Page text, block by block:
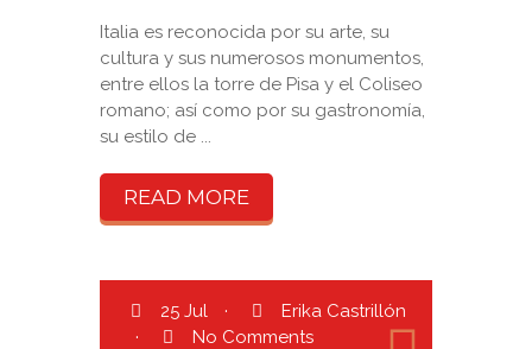
Italia es reconocida por su arte, su
cultura y sus numerosos monumentos,
entre ellos la torre de Pisa y el Coliseo
romano; así como por su gastronomía,
su estilo de ...
READ MORE
25 Jul ·
Erika Castrillón
·
No Comments